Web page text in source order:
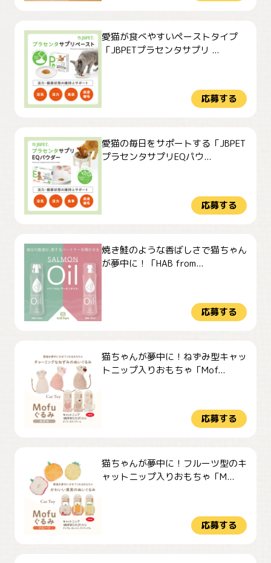
愛猫が食べやすいペーストタイプ
「JBPETプラセンタサプリ ...
応募する
愛猫の毎日をサポートする「JBPET
プラセンタサプリEQパウ...
応募する
焼き鮭のような香ばしさで猫ちゃん
が夢中に！「HAB from...
応募する
猫ちゃんが夢中に！ねずみ型キャッ
トニップ入りおもちゃ「Mof...
応募する
猫ちゃんが夢中に！フルーツ型のキ
ャットニップ入りおもちゃ「M...
応募する